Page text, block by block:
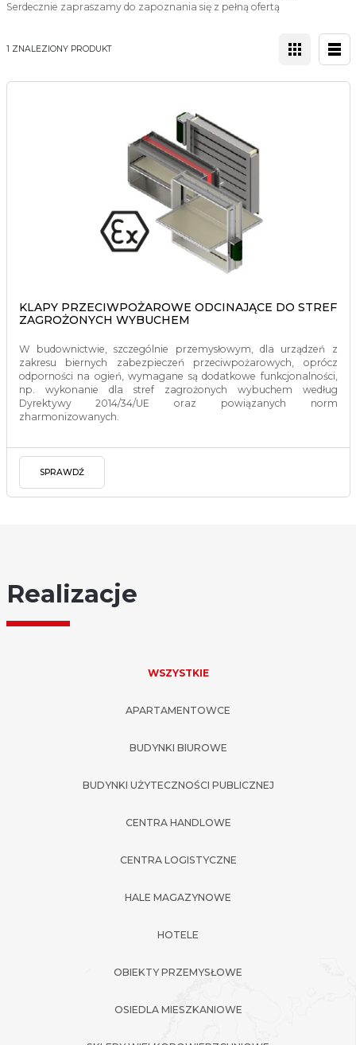
Serdecznie zapraszamy do zapoznania się z pełną ofertą
1 ZNALEZIONY PRODUKT
KLAPY PRZECIWPOŻAROWE ODCINAJĄCE DO STREF
ZAGROŻONYCH WYBUCHEM
W budownictwie, szczególnie przemysłowym, dla urządzeń z
zakresu biernych zabezpieczeń przeciwpożarowych, oprócz
odporności na ogień, wymagane są dodatkowe funkcjonalności,
np. wykonanie dla stref zagrożonych wybuchem według
Dyrektywy 2014/34/UE oraz powiązanych norm
zharmonizowanych.
SPRAWDŹ
Realizacje
WSZYSTKIE
APARTAMENTOWCE
BUDYNKI BIUROWE
BUDYNKI UŻYTECZNOŚCI PUBLICZNEJ
CENTRA HANDLOWE
CENTRA LOGISTYCZNE
HALE MAGAZYNOWE
HOTELE
OBIEKTY PRZEMYSŁOWE
OSIEDLA MIESZKANIOWE